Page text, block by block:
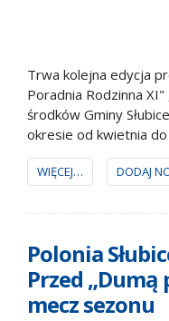
Trwa kolejna edycja
Poradnia Rodzinna
środków Gminy
okresie od kwietnia
WIĘCEJ… DODAJ
Polonia
Przed
mecz sezonu